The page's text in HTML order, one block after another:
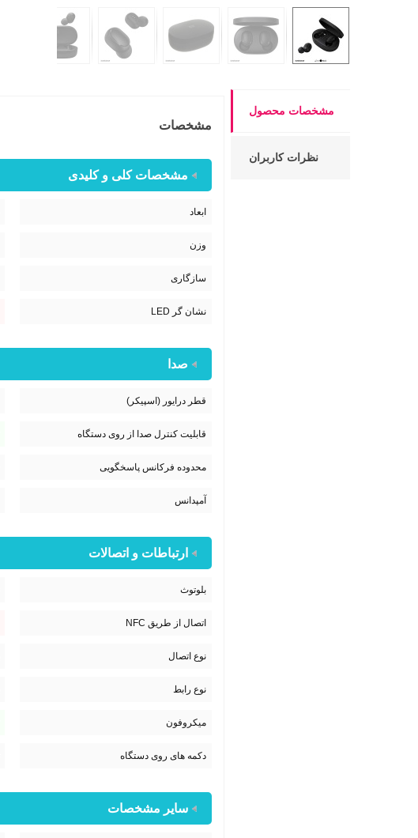
مشخصات محصول
نظرات کاربران
مشخصات
مشخصات کلی و کلیدی
ابعاد
وزن
سازگاری
نشان گر LED
صدا
قطر درایور (اسپیکر)
قابلیت کنترل صدا از روی دستگاه
محدوده فرکانس پاسخگویی
آمپدانس
ارتباطات و اتصالات
بلوتوث
اتصال از طریق NFC
نوع اتصال
نوع رابط
میکروفون
دکمه های روی دستگاه
سایر مشخصات